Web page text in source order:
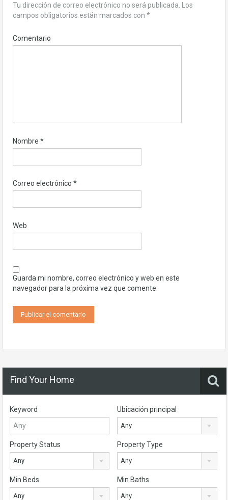
Tu dirección de correo electrónico no será publicada.
Los
campos obligatorios están marcados con *
Comentario
Nombre *
Correo electrónico *
Web
Guarda mi nombre, correo electrónico y web en este
navegador para la próxima vez que comente.
Find Your Home
Keyword Ubicación principal
Any
Property Status
Any
Property Type
Any
Min Beds
Any
Min Baths
Any